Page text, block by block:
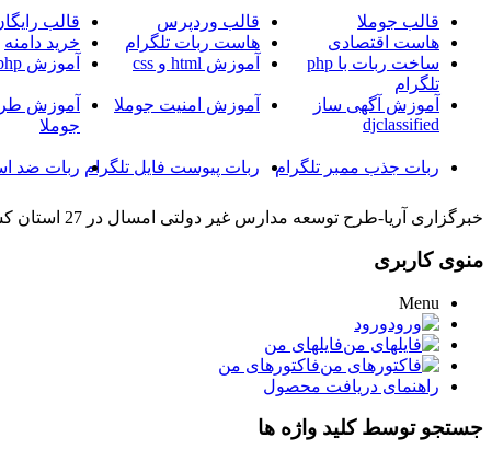
قالب جوملا قالب وردپرس قالب
هاست اقتصادی
هاست ربات تلگرام خرید دامنه
ساخت ربات با php
تلگرام
آموزش html و css آموزش php
آموزش آگهی ساز
djclassified
آموزش امنیت جوملا
آموزش
جوملا
ربات جذب ممبر تلگرام
ربات پیوست فایل تلگرام ربات ضد
خبرگزاری آریا-طرح توسعه مدارس غیر دولتی امسال در 27 استان کشور اجرایی شد. خبرگزاری آریا-طرح توسعه مدارس غیر دولتی امسال در 27 استان کشور اجرایی شد.
منوی کاربری
Menu
ورود
فایلهای من
فاکتورهای من
راهنمای دریافت محصول
جستجو توسط کلید واژه ها